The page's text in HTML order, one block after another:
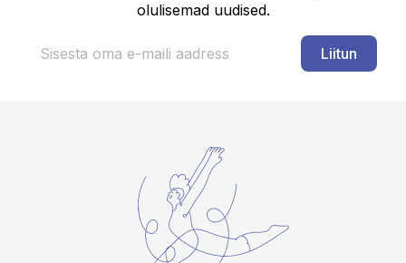
olulisemad uudised.
Liitun